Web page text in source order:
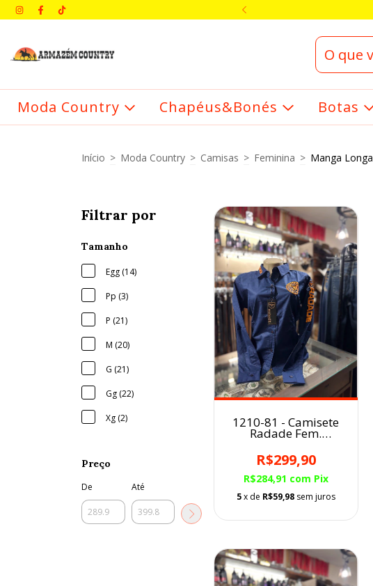
COMPRA: BEMVINDO
Moda Country Chapéus&Bonés Botas
Início > Moda Country > Camisas > Feminina > Manga Longa
Filtrar por
Tamanho
Egg (14)
Pp (3)
P (21)
M (20)
G (21)
Gg (22)
Xg (2)
Preço
De Até
1210-81 - Camisete
Radade Fem.
R$299,90
R$284,91 com Pix
5x de R$59,98 sem juros